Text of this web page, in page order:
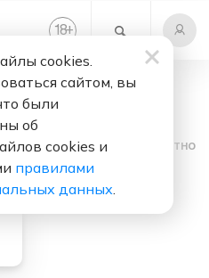
18+
Слушать бесплатно
Dom Dolla
cookies.
сайтом, вы
были
об
cookies и
правилами
данных.